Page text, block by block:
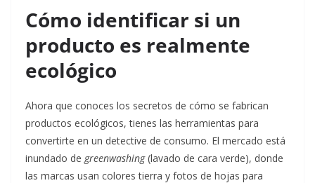
Cómo identificar si un
producto es realmente
ecológico
Ahora que conoces los secretos de cómo se fabrican
productos ecológicos, tienes las herramientas para
convertirte en un detective de consumo. El mercado está
inundado de greenwashing(lavado de cara verde), donde
las marcas usan colores tierra y fotos de hojas para